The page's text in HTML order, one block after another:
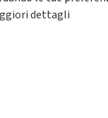
dettagli